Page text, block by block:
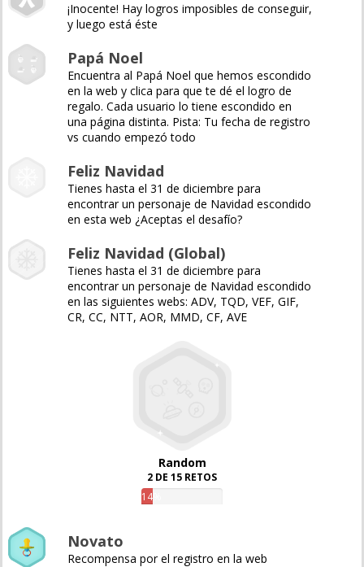
¡Inocente! Hay logros imposibles de conseguir,
y luego está éste
Papá Noel
Encuentra al Papá Noel que hemos escondido
en la web y clica para que te dé el logro de
regalo. Cada usuario lo tiene escondido en
una página distinta. Pista: Tu fecha de registro
vs cuando empezó todo
Feliz Navidad
Tienes hasta el 31 de diciembre para
encontrar un personaje de Navidad escondido
en esta web ¿Aceptas el desafío?
Feliz Navidad (Global)
Tienes hasta el 31 de diciembre para
encontrar un personaje de Navidad escondido
en las siguientes webs: ADV, TQD, VEF, GIF,
CR, CC, NTT, AOR, MMD, CF, AVE
Random
2 DE 15 RETOS
14%
Novato
Recompensa por el registro en la web